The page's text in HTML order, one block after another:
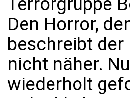
Den Horror,
beschreibt
nicht näher.
wiederholt